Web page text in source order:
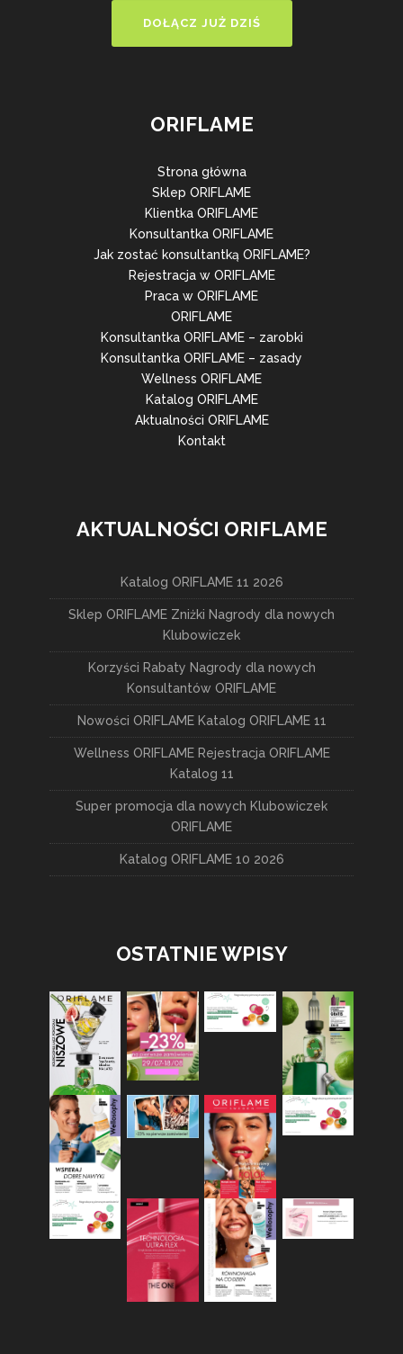
DOŁĄCZ JUŻ DZIŚ
ORIFLAME
Strona główna
Sklep ORIFLAME
Klientka ORIFLAME
Konsultantka ORIFLAME
Jak zostać konsultantką ORIFLAME?
Rejestracja w ORIFLAME
Praca w ORIFLAME
ORIFLAME
Konsultantka ORIFLAME – zarobki
Konsultantka ORIFLAME – zasady
Wellness ORIFLAME
Katalog ORIFLAME
Aktualności ORIFLAME
Kontakt
AKTUALNOŚCI ORIFLAME
Katalog ORIFLAME 11 2026
Sklep ORIFLAME Zniżki Nagrody dla nowych
Klubowiczek
Korzyści Rabaty Nagrody dla nowych
Konsultantów ORIFLAME
Nowości ORIFLAME Katalog ORIFLAME 11
Wellness ORIFLAME Rejestracja ORIFLAME
Katalog 11
Super promocja dla nowych Klubowiczek
ORIFLAME
Katalog ORIFLAME 10 2026
OSTATNIE WPISY